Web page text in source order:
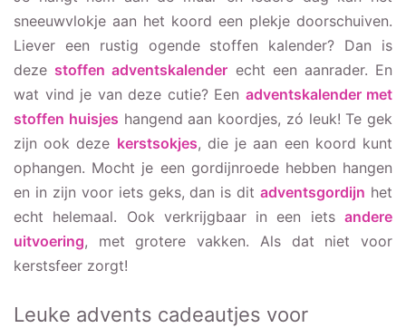
sneeuwvlokje aan het koord een plekje doorschuiven.
Liever een rustig ogende stoffen kalender? Dan is
deze stoffen adventskalender echt een aanrader. En
wat vind je van deze cutie? Een adventskalender met
stoffen huisjes hangend aan koordjes, zó leuk! Te gek
zijn ook deze kerstsokjes, die je aan een koord kunt
ophangen. Mocht je een gordijnroede hebben hangen
en in zijn voor iets geks, dan is ditadventsgordijn het
echt helemaal. Ook verkrijgbaar in een iets andere
uitvoering, met grotere vakken. Als dat niet voor
kerstsfeer zorgt!
Leuke advents cadeautjes voor